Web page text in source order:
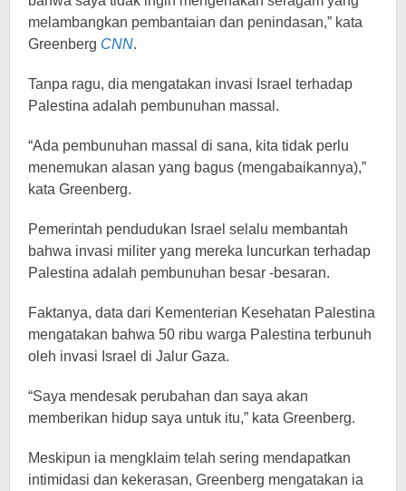
melambangkan pembantaian dan penindasan,” kata
Greenberg CNN.
Tanpa ragu, dia mengatakan invasi Israel terhadap
Palestina adalah pembunuhan massal.
“Ada pembunuhan massal di sana, kita tidak perlu
menemukan alasan yang bagus (mengabaikannya),”
kata Greenberg.
Pemerintah pendudukan Israel selalu membantah
bahwa invasi militer yang mereka luncurkan terhadap
Palestina adalah pembunuhan besar -besaran.
Faktanya, data dari Kementerian Kesehatan Palestina
mengatakan bahwa 50 ribu warga Palestina terbunuh
oleh invasi Israel di Jalur Gaza.
“Saya mendesak perubahan dan saya akan
memberikan hidup saya untuk itu,” kata Greenberg.
Meskipun ia mengklaim telah sering mendapatkan
intimidasi dan kekerasan, Greenberg mengatakan ia